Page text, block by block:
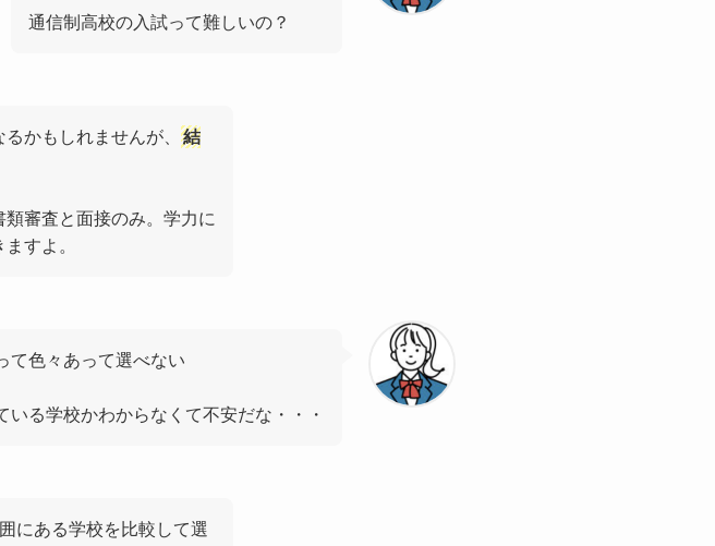
通信制高校の入試って難しいの？
かもしれませんが、
結
審査と面接のみ。学力に
すよ。
て色々あって選べない
いる学校かわからなくて不安だな・・・
にある学校を比較して選